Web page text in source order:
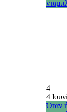
4
4
Όταν